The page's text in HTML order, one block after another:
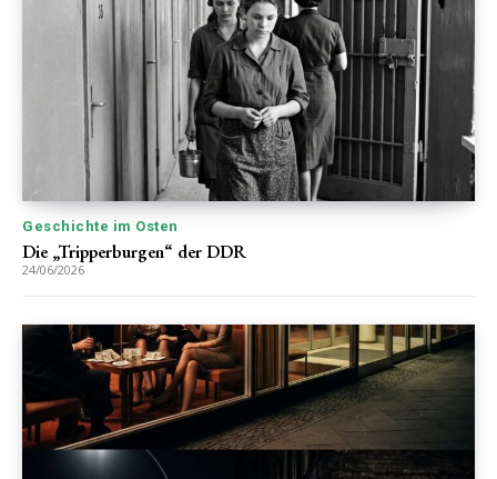
Geschichte im Osten
Die „Tripperburgen“ der DDR
24/06/2026